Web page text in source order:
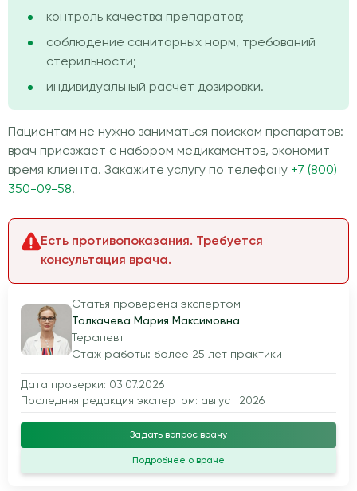
контроль качества препаратов;
соблюдение санитарных норм, требований
стерильности;
индивидуальный расчет дозировки.
Пациентам не нужно заниматься поиском препаратов:
врач приезжает с набором медикаментов, экономит
время клиента. Закажите услугу по телефону +7 (800)
350-09-58.
Статья проверена экспертом
Толкачева Мария Максимовна
Терапевт
Стаж работы: более 25 лет практики
Дата проверки: 03.07.2026
Последняя редакция экспертом: август 2026
Задать вопрос врачу
Подробнее о враче
Есть противопоказания. Требуется
консультация врача.